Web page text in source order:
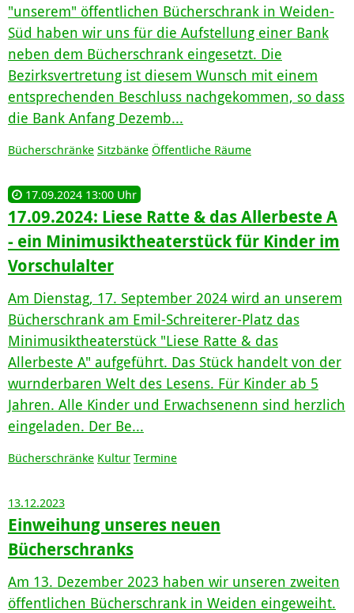
"unserem" öffentlichen Bücherschrank in Weiden-
Süd haben wir uns für die Aufstellung einer Bank
neben dem Bücherschrank eingesetzt. Die
Bezirksvertretung ist diesem Wunsch mit einem
entsprechenden Beschluss nachgekommen, so dass
die Bank Anfang Dezemb...
Bücherschränke Sitzbänke Öffentliche Räume
17.09.2024 13:00 Uhr
17.09.2024: Liese Ratte & das Allerbeste A
- ein Minimusiktheaterstück für Kinder im
Vorschulalter
Am Dienstag, 17. September 2024 wird an unserem
Bücherschrank am Emil-Schreiterer-Platz das
Minimusiktheaterstück "Liese Ratte & das
Allerbeste A" aufgeführt. Das Stück handelt von der
wurnderbaren Welt des Lesens. Für Kinder ab 5
Jahren. Alle Kinder und Erwachsenenn sind herzlich
eingeladen. Der Be...
Bücherschränke Kultur Termine
13.12.2023
Einweihung unseres neuen
Bücherschranks
Am 13. Dezember 2023 haben wir unseren zweiten
öffentlichen Bücherschrank in Weiden eingeweiht.